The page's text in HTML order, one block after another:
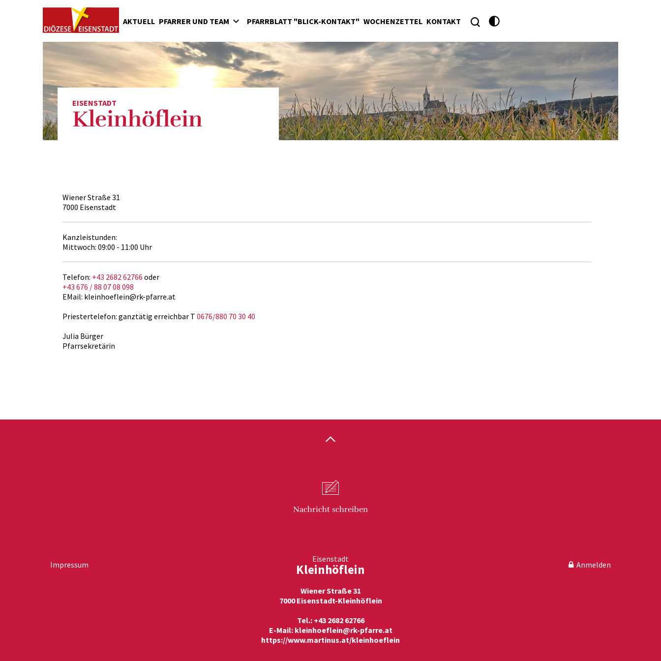
AKTUELL PFARRER UND TEAM
Pfarrkanzlei
Pfarrgemeinderat
Geschichte
Grüß Gott
PFARRBLATT "BLICK-KONTAKT" WOCHENZETTEL KONTAKT
EISENSTADT
Kleinhöflein
Wiener Straße 31
7000 Eisenstadt
Kanzleistunden:
Mittwoch: 09:00 - 11:00 Uhr
Telefon: +43 2682 62766 oder
+43 676 / 88 07 08 098
EMail: kleinhoeflein@rk-pfarre.at
Priestertelefon: ganztätig erreichbar T 0676/880 70 30 40
Julia Bürger
Pfarrsekretärin
Nachricht schreiben
Eisenstadt
Kleinhöflein
Wiener Straße 31
7000 Eisenstadt-Kleinhöflein
Tel.: +43 2682 62766
E-Mail: kleinhoeflein@rk-pfarre.at
https://www.martinus.at/kleinhoeflein
Impressum Anmelden